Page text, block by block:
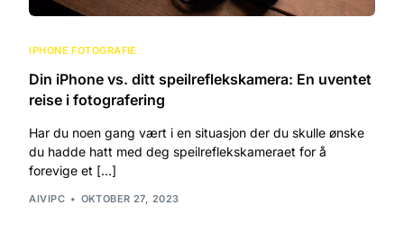
IPHONE FOTOGRAFIE
Din iPhone vs. ditt speilreflekskamera: En uventet
reise i fotografering
Har du noen gang vært i en situasjon der du skulle ønske
du hadde hatt med deg speilreflekskameraet for å
forevige et […]
AIVIPC OKTOBER 27, 2023